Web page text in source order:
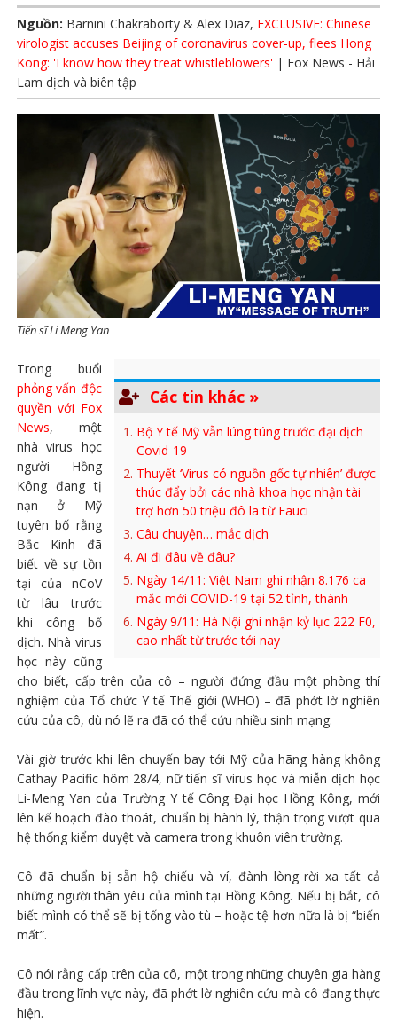
Nguồn: Barnini Chakraborty & Alex Diaz, EXCLUSIVE: Chinese
virologist accuses Beijing of coronavirus cover-up, flees Hong
Kong: 'I know how they treat whistleblowers' | Fox News - Hải
Lam dịch và biên tập
Tiến sĩ Li Meng Yan
Các tin khác »
Bộ Y tế Mỹ vẫn lúng túng trước đại dịch
Covid-19
Thuyết ‘Virus có nguồn gốc tự nhiên’ được
thúc đẩy bởi các nhà khoa học nhận tài
trợ hơn 50 triệu đô la từ Fauci
Câu chuyện… mắc dịch
Ai đi đâu về đâu?
Ngày 14/11: Việt Nam ghi nhận 8.176 ca
mắc mới COVID-19 tại 52 tỉnh, thành
Ngày 9/11: Hà Nội ghi nhận kỷ lục 222 F0,
cao nhất từ trước tới nay
Trong buổi
phỏng vấn độc
quyền với Fox
News, một
nhà virus học
người Hồng
Kông đang tị
nạn ở Mỹ
tuyên bố rằng
Bắc Kinh đã
biết về sự tồn
tại của nCoV
từ lâu trước
khi công bố
dịch. Nhà virus
học này cũng
cho biết, cấp trên của cô – người đứng đầu một phòng thí
nghiệm của Tổ chức Y tế Thế giới (WHO) – đã phớt lờ nghiên
cứu của cô, dù nó lẽ ra đã có thể cứu nhiều sinh mạng.
Vài giờ trước khi lên chuyến bay tới Mỹ của hãng hàng không
Cathay Pacific hôm 28/4, nữ tiến sĩ virus học và miễn dịch học
Li-Meng Yan của Trường Y tế Công Đại học Hồng Kông, mới
lên kế hoạch đào thoát, chuẩn bị hành lý, thận trọng vượt qua
hệ thống kiểm duyệt và camera trong khuôn viên trường.
Cô đã chuẩn bị sẵn hộ chiếu và ví, đành lòng rời xa tất cả
những người thân yêu của mình tại Hồng Kông. Nếu bị bắt, cô
biết mình có thể sẽ bị tống vào tù – hoặc tệ hơn nữa là bị “biến
mất”.
Cô nói rằng cấp trên của cô, một trong những chuyên gia hàng
đầu trong lĩnh vực này, đã phớt lờ nghiên cứu mà cô đang thực
hiện.